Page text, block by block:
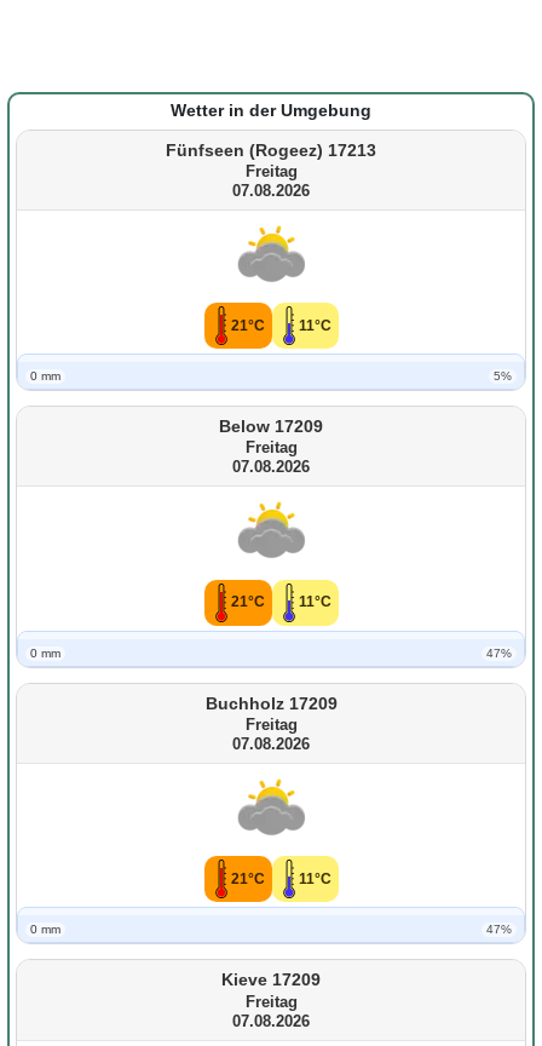
Wetter in der Umgebung
Fünfseen (Rogeez) 17213
Freitag
07.08.2026
21°C 11°C
0 mm 5%
Below 17209
Freitag
07.08.2026
21°C 11°C
0 mm 47%
Buchholz 17209
Freitag
07.08.2026
21°C 11°C
0 mm 47%
Kieve 17209
Freitag
07.08.2026